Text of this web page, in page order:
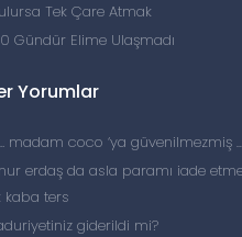
Tek Çare Atmak
Gündür Elime Ulaşmadı
Yorumlar
madam coco ‘ya güvenilmezmiş
erdaş da asla paramı iade
kaba ters
giderildi mi?